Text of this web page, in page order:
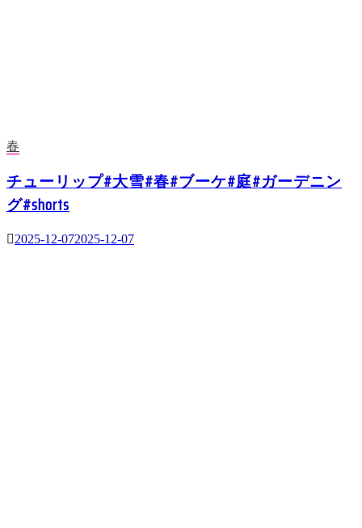
春
チューリップ#大雪#春#ブーケ#庭#ガーデニン
グ#shorts
2025-12-072025-12-07